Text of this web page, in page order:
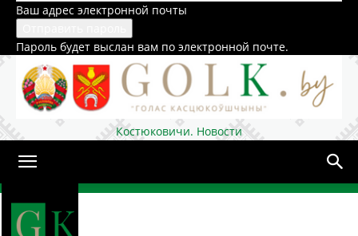
Ваш адрес электронной почты
Пароль будет выслан вам по электронной почте.
Костюковичи. Новости
Домой
Общество